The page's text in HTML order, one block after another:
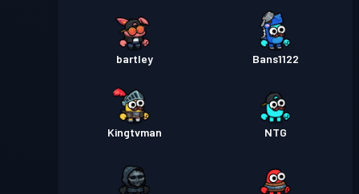
bartley Bans1122
Kingtvman NTG